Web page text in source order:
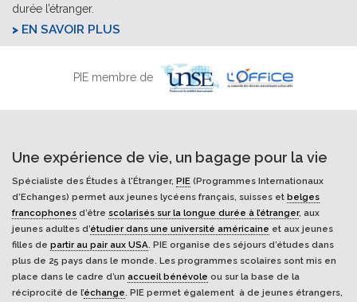
durée l’étranger.
EN SAVOIR PLUS
PIE membre de
Une expérience de vie, un bagage pour la vie
Spécialiste des Études à l'Étranger, PIE (Programmes Internationaux
d’Echanges) permet aux jeunes lycéens français, suisses et belges
francophones d’être scolarisés sur la longue durée à l’étranger, aux
jeunes adultes d’étudier dans une université américaine et aux jeunes
filles de partir au pair aux USA. PIE organise des séjours d’études dans
plus de 25 pays dans le monde. Les programmes scolaires sont mis en
place dans le cadre d’un accueil bénévole ou sur la base de la
réciprocité de l’échange. PIE permet également à de jeunes étrangers,